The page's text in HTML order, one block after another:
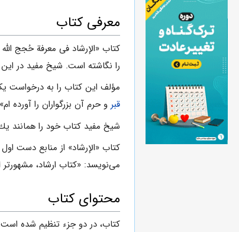
معرفی كتاب
كتاب «الإرشاد فی معرفة حُجج الله
را نگاشته است. شیخ مفید در
مؤلف این كتاب را به درخواست
قبر و حرم آن بزرگواران را آورده
شیخ مفید كتاب خود را همانند
كتاب «الإرشاد» از منابع دست
می‌نویسد: «کتاب ارشاد،
محتوای کتاب
كتاب، در دو جزء تنظيم شده